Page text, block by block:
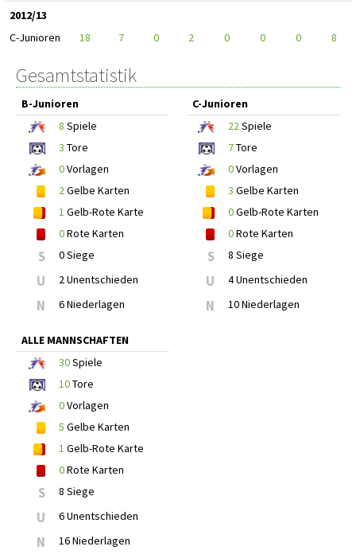
2012/13
C-Junioren
18 7 0 2 0 0 0 8
Gesamtstatistik
B-Junioren
8 Spiele
3 Tore
0Vorlagen
2Gelbe Karten
1 Gelb-Rote Karte
0Rote Karten
S 0 Siege
U 2 Unentschieden
N 6 Niederlagen
C-Junioren
22Spiele
7Tore
0Vorlagen
3 Gelbe Karten
0Gelb-Rote Karten
0Rote Karten
S 8 Siege
U 4 Unentschieden
N 10 Niederlagen
ALLE MANNSCHAFTEN
30Spiele
10Tore
0Vorlagen
5 Gelbe Karten
1 Gelb-Rote Karte
0Rote Karten
S 8 Siege
U 6 Unentschieden
N 16 Niederlagen